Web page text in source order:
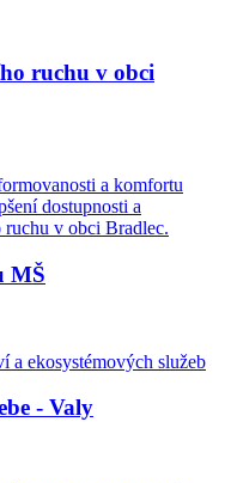
ruchu v obci
a komfortu
dostupnosti a
v obci Bradlec.
MŠ
a ekosystémových služeb
- Valy